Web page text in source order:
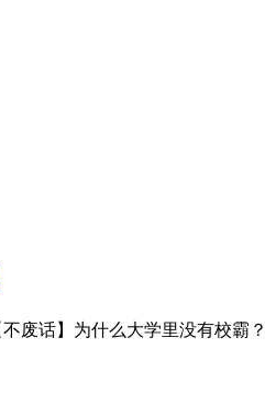
废话】为什么大学里没有校霸